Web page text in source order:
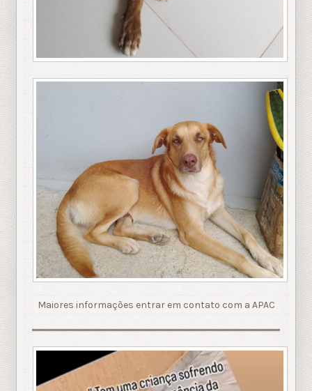
Maiores informações entrar em contato com a APAC